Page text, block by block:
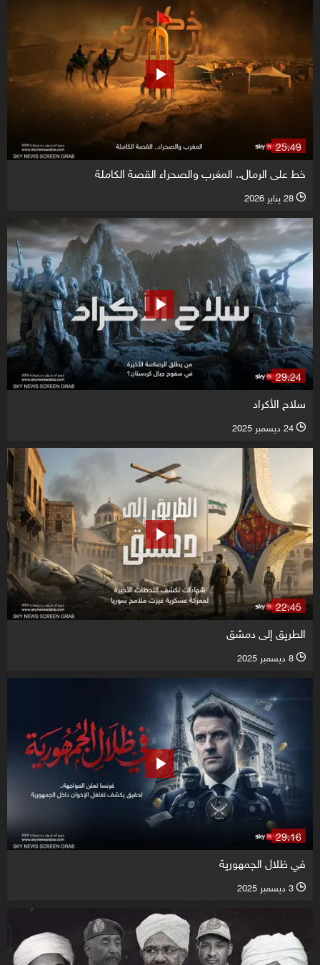
25:49
خط على الرمال.. المغرب والصحراء القصة الكاملة
l 28 يناير 2026
29:24
سلاح الأكراد
l 24 ديسمبر 2025
22:45
الطريق إلى دمشق
l 8 ديسمبر 2025
29:16
في ظلال الجمهورية
l 3 ديسمبر 2025